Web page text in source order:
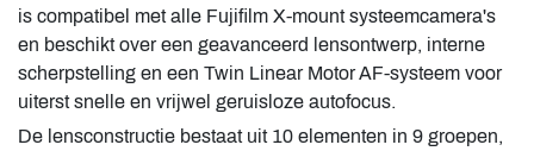
is compatibel met alle Fujifilm X-mount systeemcamera's
en beschikt over een geavanceerd lensontwerp, interne
scherpstelling en een Twin Linear Motor AF-systeem voor
uiterst snelle en vrijwel geruisloze autofocus.
De lensconstructie bestaat uit 10 elementen in 9 groepen,